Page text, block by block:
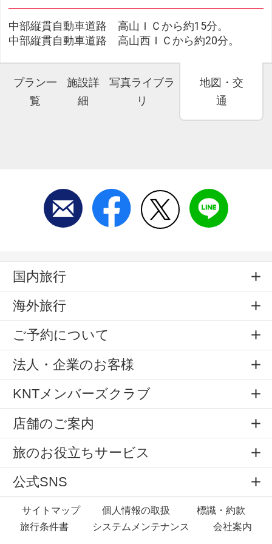
中部縦貫自動車道路 高山ＩＣから約15分。
中部縦貫自動車道路 高山西ＩＣから約20分。
プラン一
覧
施設詳
細
写真ライブラ
リ
地図・交
通
国内旅行
海外旅行
ご予約について
法人・企業のお客様
KNTメンバーズクラブ
店舗のご案内
旅のお役立ちサービス
公式SNS
サイトマップ 個人情報の取扱
標識・約款
旅行条件書
システムメンテナンス 会社案内